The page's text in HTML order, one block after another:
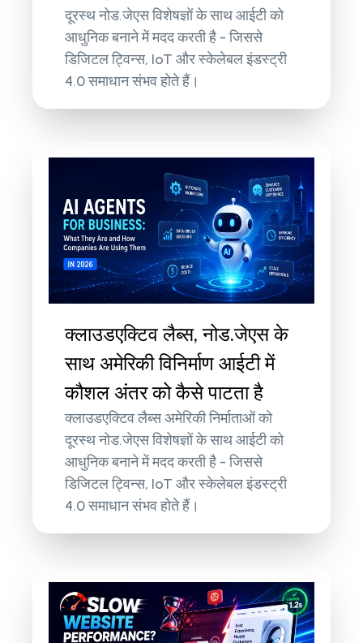
दूरस्थ नोड.जेएस विशेषज्ञों के साथ आईटी को
आधुनिक बनाने में मदद करती है - जिससे
डिजिटल ट्विन्स, IoT और स्केलेबल इंडस्ट्री
4.0 समाधान संभव होते हैं।
क्लाउडएक्टिव लैब्स, नोड.जेएस के
साथ अमेरिकी विनिर्माण आईटी में
कौशल अंतर को कैसे पाटता है
क्लाउडएक्टिव लैब्स अमेरिकी निर्माताओं को
दूरस्थ नोड.जेएस विशेषज्ञों के साथ आईटी को
आधुनिक बनाने में मदद करती है - जिससे
डिजिटल ट्विन्स, IoT और स्केलेबल इंडस्ट्री
4.0 समाधान संभव होते हैं।